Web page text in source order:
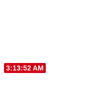
3:13:52 AM